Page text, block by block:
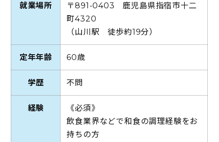
就業場所
〒891-0403 鹿児島県指宿市十二
町4320
（山川駅 徒歩約19分）
定年年齢 60歳
学歴 不問
経験
《必須》
飲食業界などで和食の調理経験をお
持ちの方